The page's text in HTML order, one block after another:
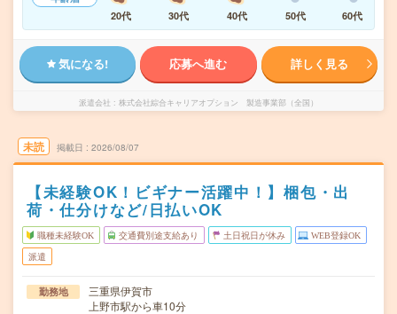
20代
30代 40代 50代 60代
気になる! 応募へ進む 詳しく見る
派遣会社 株式会社綜合キャリアオプション 製造事業部（全国）
未読 掲載日 2026/08/07
【未経験OK！ビギナー活躍中！】梱包・出
荷・仕分けなど/日払いOK
職種未経験OK 交通費別途支給あり 土日祝日が休み WEB登録OK
派遣
勤務地
三重県伊賀市
上野市駅から車10分